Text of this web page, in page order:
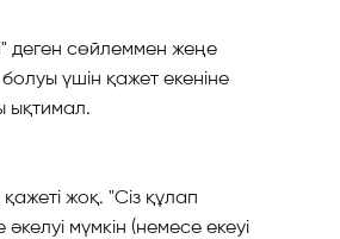
деген сөйлеммен жеңе
үшін қажет екеніне
ықтимал.
жоқ. "Сіз құлап
мүмкін (немесе екеуі